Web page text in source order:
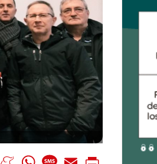
LinkedInMeneameWhatsAppMessage
Email